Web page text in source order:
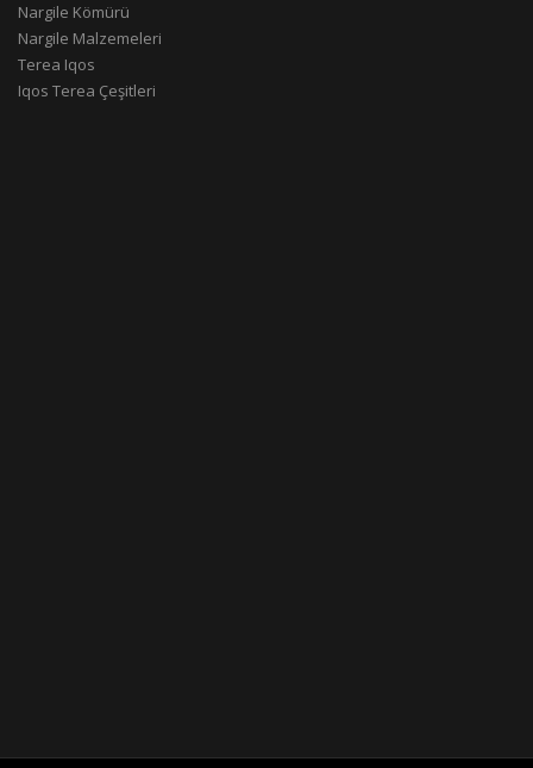
Nargile Kömürü
Nargile Malzemeleri
Terea Iqos
Iqos Terea Çeşitleri